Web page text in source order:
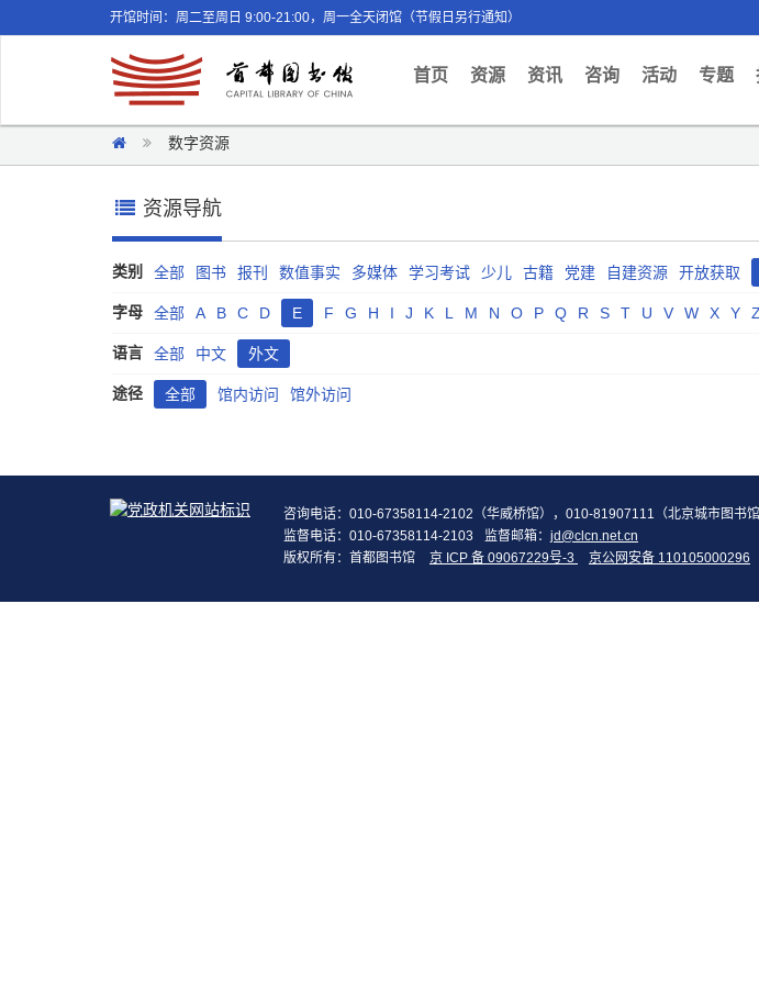
开馆时间：周二至周日 9:00-21:00，周一全天闭馆（节假日另行通知）
首页(current)
资源 资讯 咨询 活动 专题
数字资源
资源导航
类别 全部 图书 报刊 数值事实 多媒体 学习考试 少儿 古籍 党建 自建资源 开放获取
字母 全部 A B C D E F G H I J K L M N O P Q R S T U V W X Y Z
语言 全部 中文 外文
途径 全部 馆内访问 馆外访问
咨询电话：010-67358114-2102（华威桥馆），010-81907111（北京城市图书馆
监督电话：010-67358114-2103
监督邮箱： jd@clcn.net.cn
版权所有：首都图书馆
京 ICP 备 09067229号-3 京公网安备 110105000296